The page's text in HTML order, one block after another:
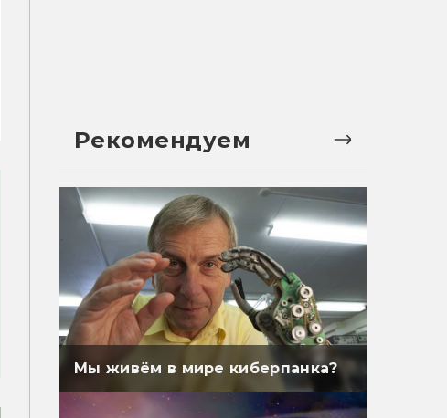
Рекомендуем
Мы живём в мире киберпанка?